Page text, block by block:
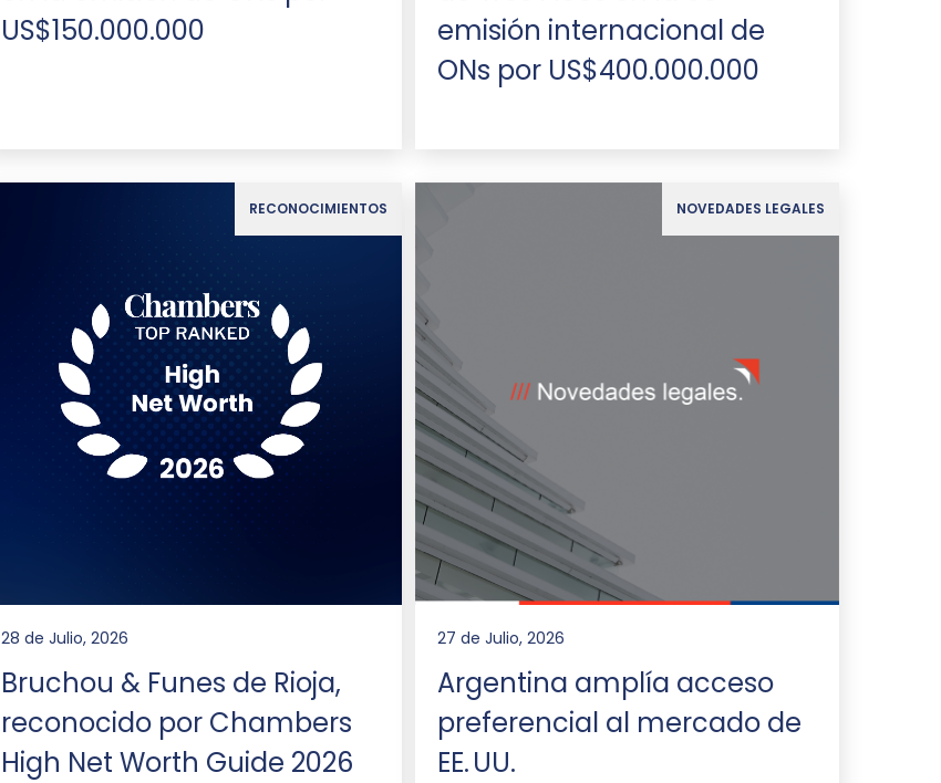
US$150.000.000
emisión internacional de
ONs por US$400.000.000
RECONOCIMIENTOS
28 de Julio, 2026
Bruchou & Funes de Rioja,
reconocido por Chambers
High Net Worth Guide 2026
NOVEDADES LEGALES
27 de Julio, 2026
Argentina amplía acceso
preferencial al mercado de
EE. UU.